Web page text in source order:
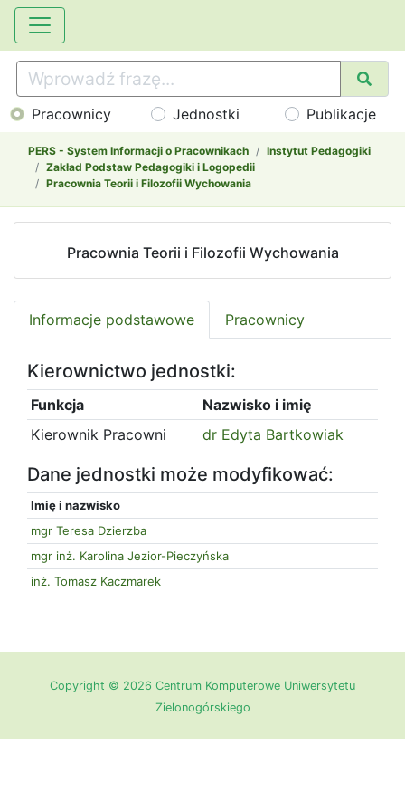
Pracownicy Jednostki Publikacje
PERS - System Informacji o Pracownikach
Instytut Pedagogiki
Zakład Podstaw Pedagogiki i Logopedii
Pracownia Teorii i Filozofii Wychowania
Pracownia Teorii i Filozofii Wychowania
Informacje podstawowe Pracownicy
Kierownictwo jednostki:
Funkcja
Nazwisko i imię
Kierownik Pracowni
dr Edyta Bartkowiak
Dane jednostki może modyfikować:
Imię i nazwisko
mgr Teresa Dzierzba
mgr inż. Karolina Jezior-Pieczyńska
inż. Tomasz Kaczmarek
Copyright © 2026 Centrum Komputerowe Uniwersytetu
Zielonogórskiego